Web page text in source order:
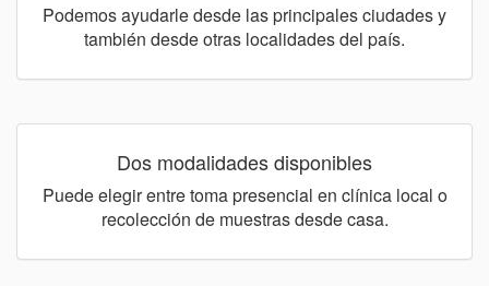
Podemos ayudarle desde las principales ciudades y
también desde otras localidades del país.
Dos modalidades disponibles
Puede elegir entre toma presencial en clínica local o
recolección de muestras desde casa.